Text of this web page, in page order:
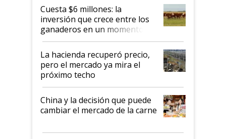
Cuesta $6 millones: la
inversión que crece entre los
ganaderos en un momento
histórico para la actividad
La hacienda recuperó precio,
pero el mercado ya mira el
próximo techo
China y la decisión que puede
cambiar el mercado de la carne